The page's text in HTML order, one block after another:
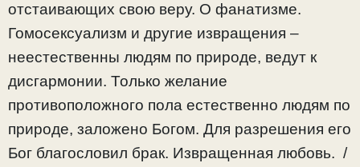
отстаивающих свою веру. О фанатизме.
Гомосексуализм и другие извращения –
неестественны людям по природе, ведут к
дисгармонии. Только желание
противоположного пола естественно людям по
природе, заложено Богом. Для разрешения его
Бог благословил брак. Извращенная любовь. /